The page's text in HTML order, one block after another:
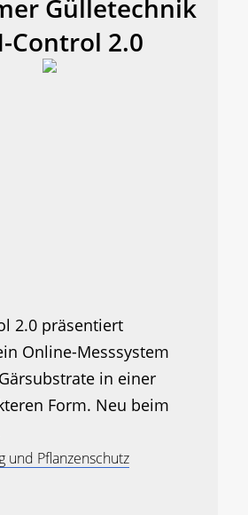
Gülletechnik
Control 2.0
2.0 präsentiert
Online-Messsystem
in einer
Form. Neu beim
und Pflanzenschutz